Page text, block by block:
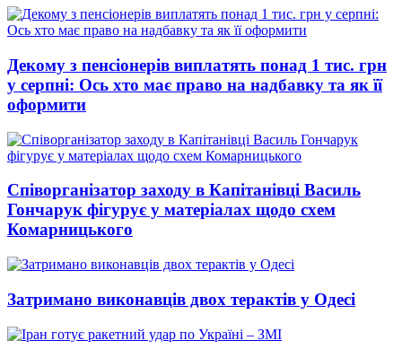
Декому з пенсіонерів виплатять понад 1 тис. грн
у серпні: Ось хто має право на надбавку та як її
оформити
Співорганізатор заходу в Капітанівці Василь
Гончарук фігурує у матеріалах щодо схем
Комарницького
Затримано виконавців двох терактів у Одесі